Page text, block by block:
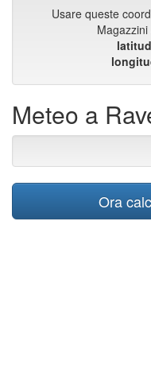
Usare queste
Meteo a
Ora